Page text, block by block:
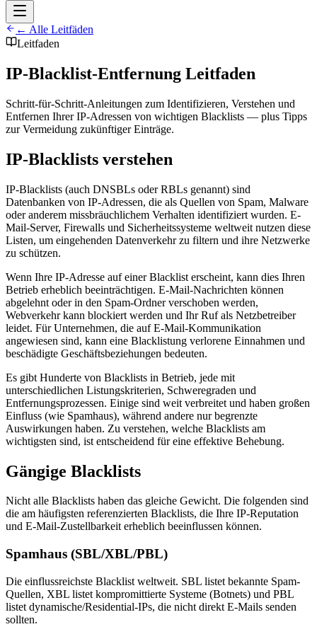
← Alle Leitfäden
Leitfaden
IP-Blacklist-Entfernung Leitfaden
Schritt-für-Schritt-Anleitungen zum Identifizieren, Verstehen und
Entfernen Ihrer IP-Adressen von wichtigen Blacklists — plus Tipps
zur Vermeidung zukünftiger Einträge.
IP-Blacklists verstehen
IP-Blacklists (auch DNSBLs oder RBLs genannt) sind
Datenbanken von IP-Adressen, die als Quellen von Spam, Malware
oder anderem missbräuchlichem Verhalten identifiziert wurden. E-
Mail-Server, Firewalls und Sicherheitssysteme weltweit nutzen diese
Listen, um eingehenden Datenverkehr zu filtern und ihre Netzwerke
zu schützen.
Wenn Ihre IP-Adresse auf einer Blacklist erscheint, kann dies Ihren
Betrieb erheblich beeinträchtigen. E-Mail-Nachrichten können
abgelehnt oder in den Spam-Ordner verschoben werden,
Webverkehr kann blockiert werden und Ihr Ruf als Netzbetreiber
leidet. Für Unternehmen, die auf E-Mail-Kommunikation
angewiesen sind, kann eine Blacklistung verlorene Einnahmen und
beschädigte Geschäftsbeziehungen bedeuten.
Es gibt Hunderte von Blacklists in Betrieb, jede mit
unterschiedlichen Listungskriterien, Schweregraden und
Entfernungsprozessen. Einige sind weit verbreitet und haben großen
Einfluss (wie Spamhaus), während andere nur begrenzte
Auswirkungen haben. Zu verstehen, welche Blacklists am
wichtigsten sind, ist entscheidend für eine effektive Behebung.
Gängige Blacklists
Nicht alle Blacklists haben das gleiche Gewicht. Die folgenden sind
die am häufigsten referenzierten Blacklists, die Ihre IP-Reputation
und E-Mail-Zustellbarkeit erheblich beeinflussen können.
Spamhaus (SBL/XBL/PBL)
Die einflussreichste Blacklist weltweit. SBL listet bekannte Spam-
Quellen, XBL listet kompromittierte Systeme (Botnets) und PBL
listet dynamische/Residential-IPs, die nicht direkt E-Mails senden
sollten.